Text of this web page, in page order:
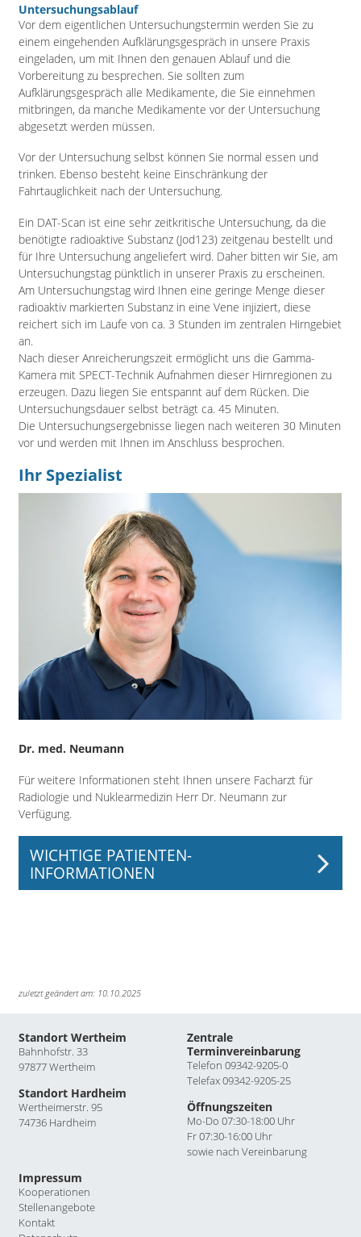
Untersuchungsablauf
Vor dem eigentlichen Untersuchungstermin werden Sie zu
einem eingehenden Aufklärungsgespräch in unsere Praxis
eingeladen, um mit Ihnen den genauen Ablauf und die
Vorbereitung zu besprechen. Sie sollten zum
Aufklärungsgespräch alle Medikamente, die Sie einnehmen
mitbringen, da manche Medikamente vor der Untersuchung
abgesetzt werden müssen.
Vor der Untersuchung selbst können Sie normal essen und
trinken. Ebenso besteht keine Einschränkung der
Fahrtauglichkeit nach der Untersuchung.
Ein DAT-Scan ist eine sehr zeitkritische Untersuchung, da die
benötigte radioaktive Substanz (Jod123) zeitgenau bestellt und
für Ihre Untersuchung angeliefert wird. Daher bitten wir Sie, am
Untersuchungstag pünktlich in unserer Praxis zu erscheinen.
Am Untersuchungstag wird Ihnen eine geringe Menge dieser
radioaktiv markierten Substanz in eine Vene injiziert, diese
reichert sich im Laufe von ca. 3 Stunden im zentralen Hirngebiet
an.
Nach dieser Anreicherungszeit ermöglicht uns die Gamma-
Kamera mit SPECT-Technik Aufnahmen dieser Hirnregionen zu
erzeugen. Dazu liegen Sie entspannt auf dem Rücken. Die
Untersuchungsdauer selbst beträgt ca. 45 Minuten.
Die Untersuchungsergebnisse liegen nach weiteren 30 Minuten
vor und werden mit Ihnen im Anschluss besprochen.
Ihr Spezialist
Dr. med. Neumann
Für weitere Informationen steht Ihnen unsere Facharzt für
Radiologie und Nuklearmedizin Herr Dr. Neumann zur
Verfügung.
WICHTIGE PATIENTEN-
INFORMATIONEN
zuletzt geändert am: 10.10.2025
Standort Wertheim
Bahnhofstr. 33
97877 Wertheim
Standort Hardheim
Wertheimerstr. 95
74736 Hardheim
Zentrale
Terminvereinbarung
Telefon 09342-9205-0
Telefax 09342-9205-25
Öffnungszeiten
Mo-Do 07:30-18:00 Uhr
Fr 07:30-16:00 Uhr
sowie nach Vereinbarung
Impressum
Kooperationen
Stellenangebote
Kontakt